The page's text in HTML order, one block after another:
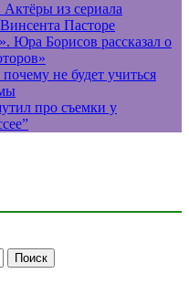
из сериала
Пасторе
Юра Борисов рассказал о
не будет учиться
про съемки у